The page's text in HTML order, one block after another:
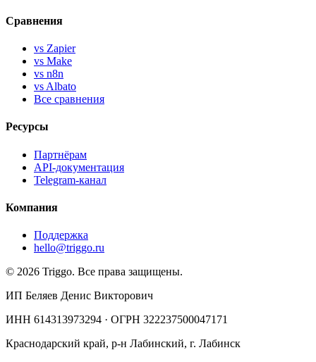
Сравнения
vs Zapier
vs Make
vs n8n
vs Albato
Все сравнения
Ресурсы
Партнёрам
API-документация
Telegram-канал
Компания
Поддержка
hello@triggo.ru
© 2026 Triggo. Все права защищены.
ИП Беляев Денис Викторович
ИНН 614313973294 · ОГРН 322237500047171
Краснодарский край, р-н Лабинский, г. Лабинск